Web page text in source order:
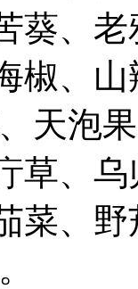
葵、
椒、
天泡
草、
菜、